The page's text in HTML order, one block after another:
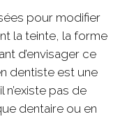
pour modifier
la teinte, la forme
d’envisager ce
dentiste est une
n’existe pas de
dentaire ou en